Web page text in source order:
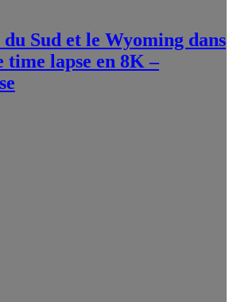
Sud et le Wyoming dans
time lapse en 8K –